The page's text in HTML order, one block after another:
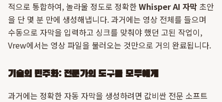
적으로 통합하여, 놀라울 정도로 정확한Whisper AI 자막 초안
을 단 몇 분 만에 생성해냅니다. 과거에는 영상 전체를 들으며
수동으로 자막을 입력하고 싱크를 맞춰야 했던 고된 작업이,
Vrew에서는 영상 파일을 불러오는 것만으로 거의 완료됩니다.
기술의 민주화: 전문가의 도구를 모두에게
과거에는 정확한 자동 자막을 생성하려면 값비싼 전문 소프트